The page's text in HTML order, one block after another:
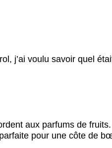
j’ai voulu savoir quel
aux parfums de
pour une côte de